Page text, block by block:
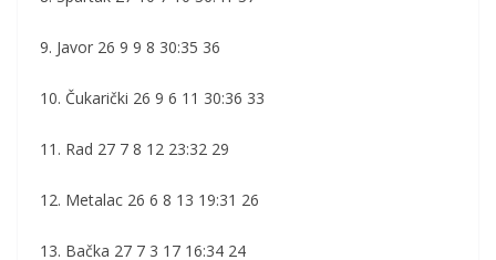
9. Javor 26 9 9 8 30:35 36
10. Čukarički 26 9 6 11 30:36 33
11. Rad 27 7 8 12 23:32 29
12. Metalac 26 6 8 13 19:31 26
13. Bačka 27 7 3 17 16:34 24